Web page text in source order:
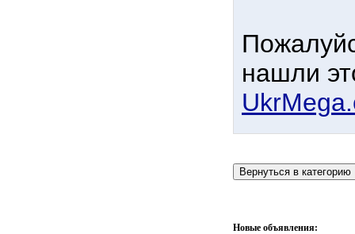
нашли
Новые объявления: